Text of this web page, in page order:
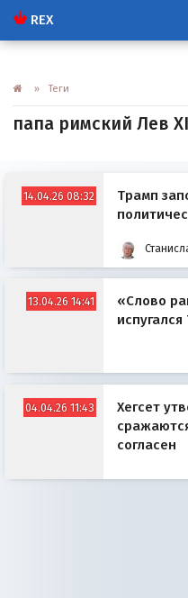
REX
» Теги
папа римский Лев
14.04.26 08:32
Трамп
13.04.26 14:41
«Слово
04.04.26 11:43
Хегсет
согласен